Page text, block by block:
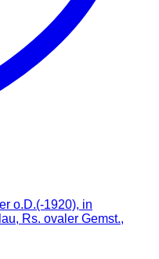
o.D.(-1920), in
Rs. ovaler Gemst.,